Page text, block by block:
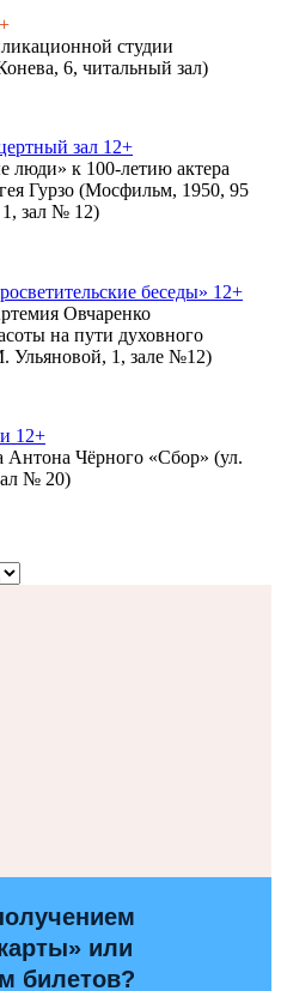
студии
6, читальный зал)
зал 12+
люди» к 100-летию актера
Гурзо (Мосфильм, 1950, 95
зал № 12)
беседы» 12+
Овчаренко
на пути духовного
Ульяновой, 1, зале №12)
12+
Антона Чёрного «Сбор» (ул.
№ 20)
или
билетов?